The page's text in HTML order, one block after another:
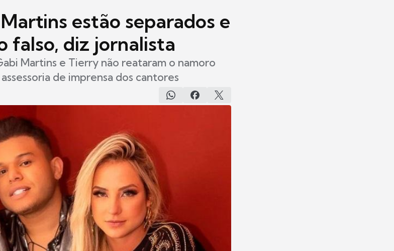
estão separados e
falso, diz jornalista
Martins e Tierry não reataram o namoro
de imprensa dos cantores